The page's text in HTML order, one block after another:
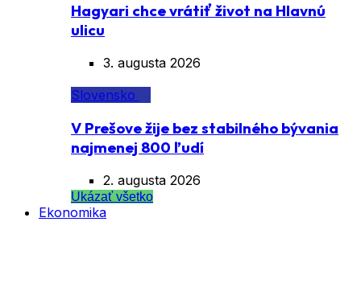
Hagyari chce vrátiť život na Hlavnú
ulicu
3. augusta 2026
Slovensko
V Prešove žije bez stabilného bývania
najmenej 800 ľudí
2. augusta 2026
Ukázať všetko
Ekonomika